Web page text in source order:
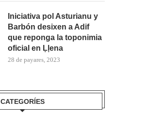
Iniciativa pol Asturianu y
Barbón desixen a Adif
que reponga la toponimia
oficial en Ḷḷena
28 de payares, 2023
CATEGORÍES